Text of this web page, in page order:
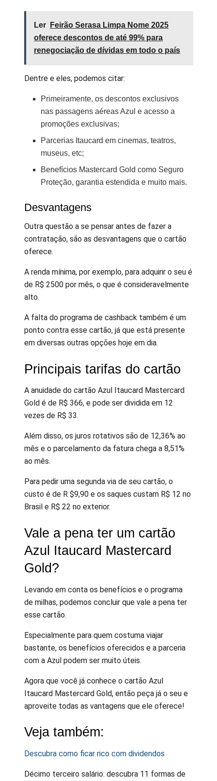
Ler
Feirão Serasa Limpa Nome 2025
oferece descontos de até 99% para
renegociação de dívidas em todo o país
Dentre e eles, podemos citar:
Primeiramente, os descontos exclusivos
nas passagens aéreas Azul e acesso a
promoções exclusivas;
Parcerias Itaucard em cinemas, teatros,
museus, etc;
Benefícios Mastercard Gold como Seguro
Proteção, garantia estendida e muito mais.
Desvantagens
Outra questão a se pensar antes de fazer a
contratação, são as desvantagens que o cartão
oferece.
A renda mínima, por exemplo, para adquirir o seu é
de R$ 2500 por mês, o que é consideravelmente
alto.
A falta do programa de cashback também é um
ponto contra esse cartão, já que está presente
em diversas outras opções hoje em dia.
Principais tarifas do cartão
A anuidade do cartão Azul Itaucard Mastercard
Gold é de R$ 366, e pode ser dividida em 12
vezes de R$ 33.
Além disso, os juros rotativos são de 12,36% ao
mês e o parcelamento da fatura chega a 8,51%
ao mês.
Para pedir uma segunda via de seu cartão, o
custo é de R $9,90 e os saques custam R$ 12 no
Brasil e R$ 22 no exterior.
Vale a pena ter um cartão
Azul Itaucard Mastercard
Gold?
Levando em conta os benefícios e o programa
de milhas, podemos concluir que vale a pena ter
esse cartão.
Especialmente para quem costuma viajar
bastante, os benefícios oferecidos e a parceria
com a Azul podem ser muito úteis.
Agora que você já conhece o cartão Azul
Itaucard Mastercard Gold, então peça já o seu e
aproveite todas as vantagens que ele oferece!
Veja também:
Descubra como ficar rico com dividendos
Décimo terceiro salário: descubra 11 formas de